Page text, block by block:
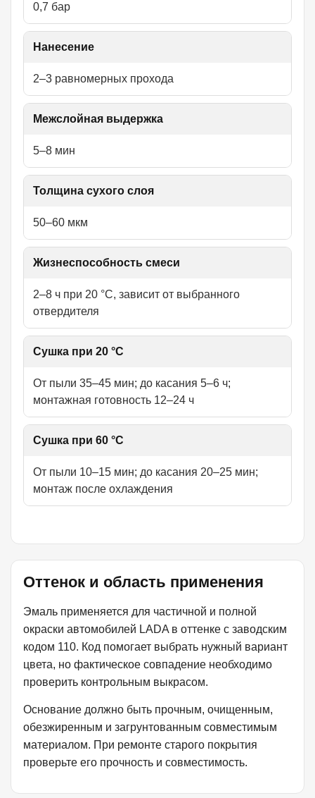
0,7 бар
Нанесение
2–3 равномерных прохода
Межслойная выдержка
5–8 мин
Толщина сухого слоя
50–60 мкм
Жизнеспособность смеси
2–8 ч при 20 °C, зависит от выбранного
отвердителя
Сушка при 20 °C
От пыли 35–45 мин; до касания 5–6 ч;
монтажная готовность 12–24 ч
Сушка при 60 °C
От пыли 10–15 мин; до касания 20–25 мин;
монтаж после охлаждения
Оттенок и область применения
Эмаль применяется для частичной и полной
окраски автомобилей LADA в оттенке с заводским
кодом 110. Код помогает выбрать нужный вариант
цвета, но фактическое совпадение необходимо
проверить контрольным выкрасом.
Основание должно быть прочным, очищенным,
обезжиренным и загрунтованным совместимым
материалом. При ремонте старого покрытия
проверьте его прочность и совместимость.